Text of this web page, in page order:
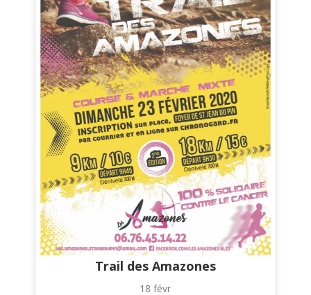
Trail des Amazones
18 févr